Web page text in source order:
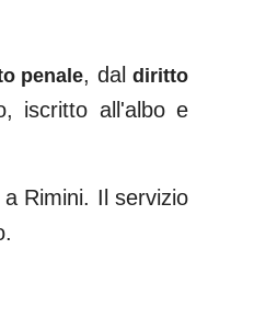
penale, dal diritto
iscritto all'albo e
a Rimini. Il servizio